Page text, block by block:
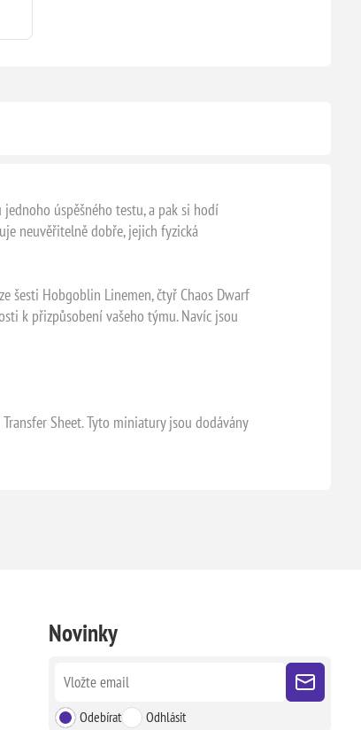
úspěšného testu, a pak si hodí
neuvěřitelně dobře, jejich fyzická
šesti Hobgoblin Linemen, čtyř Chaos Dwarf
k přizpůsobení vašeho týmu. Navíc jsou
Sheet. Tyto miniatury jsou dodávány
Novinky
Odebírat Odhlásit